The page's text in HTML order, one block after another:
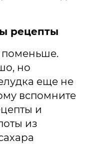
рецепты
поменьше.
но
еще не
вспомните
и
из